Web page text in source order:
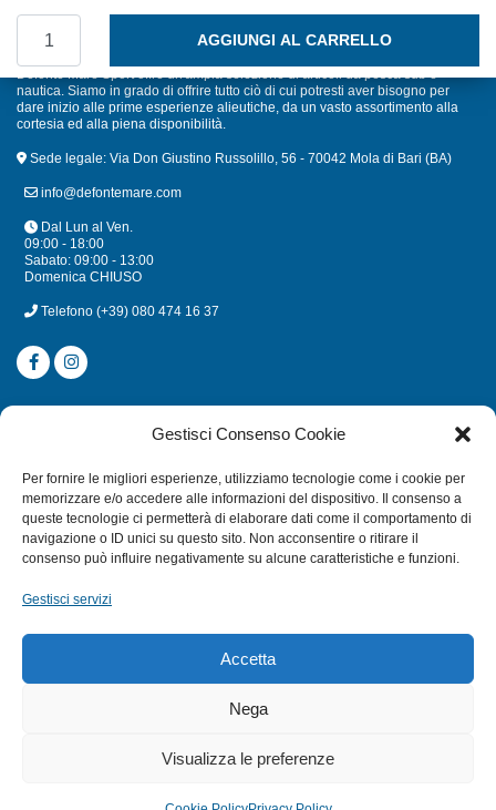
Gestisci Consenso Cookie
Per fornire le migliori esperienze, utilizziamo tecnologie come i cookie per
memorizzare e/o accedere alle informazioni del dispositivo. Il consenso a
queste tecnologie ci permetterà di elaborare dati come il comportamento di
navigazione o ID unici su questo sito. Non acconsentire o ritirare il
consenso può influire negativamente su alcune caratteristiche e funzioni.
Gestisci servizi
Accetta
Nega
Visualizza le preferenze
AGGIUNGI AL CARRELLO
Defonte Mare Sport offre un'ampia selezione di articoli da pesca sub e
nautica. Siamo in grado di offrire tutto ciò di cui potresti aver bisogno per
dare inizio alle prime esperienze alieutiche, da un vasto assortimento alla
cortesia ed alla piena disponibilità.
Sede legale: Via Don Giustino Russolillo, 56 - 70042 Mola di Bari (BA)
info@defontemare.com
Dal Lun al Ven.
09:00 - 18:00
Sabato: 09:00 - 13:00
Domenica CHIUSO
Telefono (+39) 080 474 16 37
CATEGORIE
MULINELLI
CANNE
ACCESSORI NAUTICI
TERMINI E CONDIZIONI